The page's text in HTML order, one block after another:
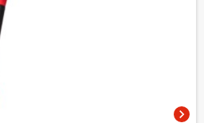
chevron_right